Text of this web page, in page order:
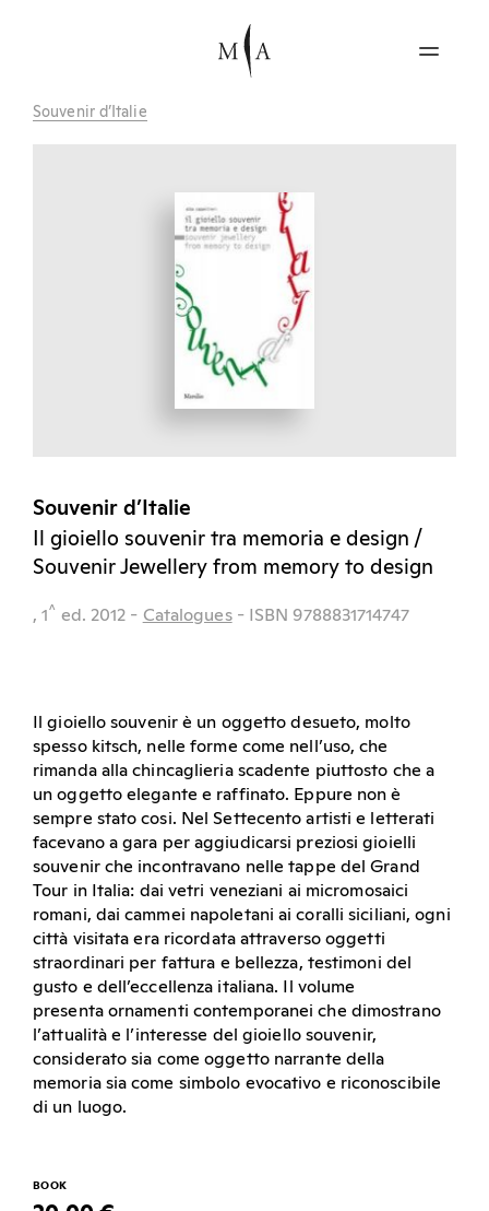
Souvenir d’Italie
Souvenir d’Italie
Il gioiello souvenir tra memoria e design /
Souvenir Jewellery from memory to design
, 1^ ed. 2012 - Catalogues - ISBN 9788831714747
Il gioiello souvenir è un oggetto desueto, molto
spesso kitsch, nelle forme come nell’uso, che
rimanda alla chincaglieria scadente piuttosto che a
un oggetto elegante e raffinato. Eppure non è
sempre stato cosi. Nel Settecento artisti e letterati
facevano a gara per aggiudicarsi preziosi gioielli
souvenir che incontravano nelle tappe del Grand
Tour in Italia: dai vetri veneziani ai micromosaici
romani, dai cammei napoletani ai coralli siciliani, ogni
città visitata era ricordata attraverso oggetti
straordinari per fattura e bellezza, testimoni del
gusto e dell’eccellenza italiana. Il volume
presenta ornamenti contemporanei che dimostrano
l’attualità e l’interesse del gioiello souvenir,
considerato sia come oggetto narrante della
memoria sia come simbolo evocativo e riconoscibile
di un luogo.
BOOK